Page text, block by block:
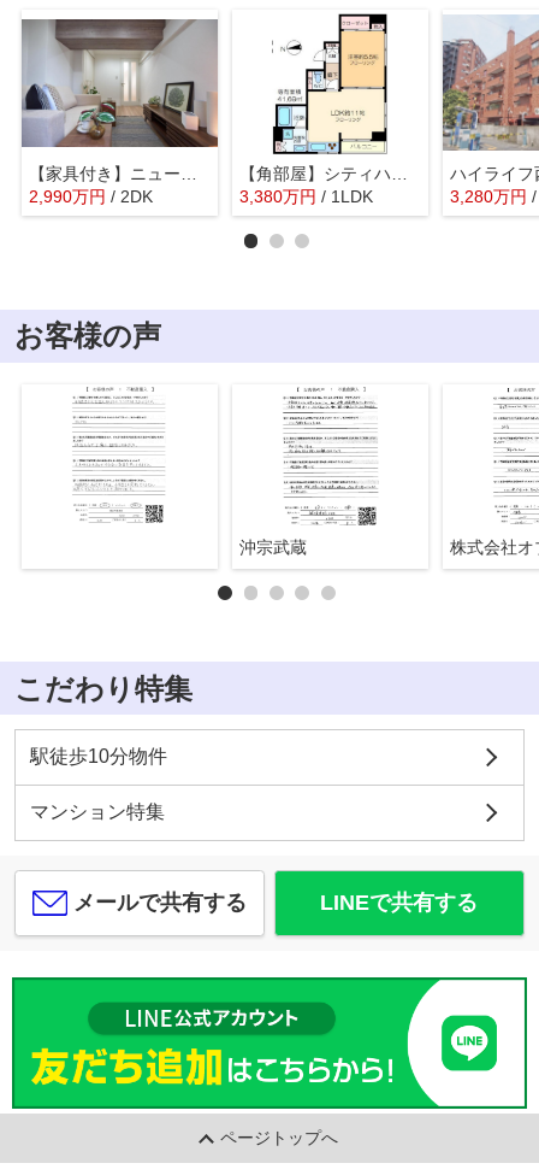
2,990万円 / 2DK
3,380万円 / 1LDK
ハイライフ
3,280万円
お客様の声
沖宗武蔵
こだわり特集
駅徒歩10分物件
マンション特集
メールで共有する LINEで共有する
ページトップへ